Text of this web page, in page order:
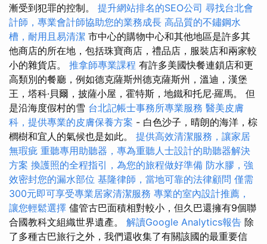
漸受到犯罪的控制。 提升網站排名的SEO公司 尋找台北會
計師，專業會計師協助您的業務成長 高品質的不鏽鋼水
槽，耐用且易清潔 市中心的購物中心和其他地區是許多其
他商店的所在地，包括珠寶商店，禮品店，服裝店和兩家較
小的雜貨店。 推拿師專業課程 有許多美國快餐連鎖店和更
高類別的餐廳，例如德克薩斯州德克薩斯州，溫迪，漢堡
王，塔科·貝爾，披薩小屋，霍特斯，地鐵和托尼·羅馬。 但
是沿海度假村的雪 台北記帳士事務所專業服務 醫美皮膚
科，提供專業的皮膚保養方案 - 白色沙子，晴朗的海洋，棕
櫚樹和宜人的氣候也是如此。 提供高效清潔服務，讓家居
無瑕疵 重聽專用助聽器，專為重聽人士設計的助聽器解決
方案 換護照的全程指引，為您的旅程做好準備 防水膠，強
效密封您的漏水部位 基隆律師，當地可靠的法律顧問 僅需
300元即可享受專業居家清潔服務 專業的室內設計推薦，
讓您輕鬆選擇 儘管古巴面積相對較小，但久巴還擁有9個聯
合國教科文組織世界遺產。 解讀Google Analytics報告 除
了多種古巴旅行之外，我們還收集了有關該國的最重要信